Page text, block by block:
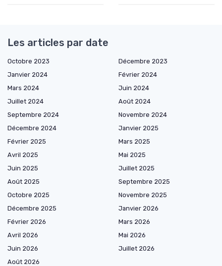
Les articles par date
Octobre 2023
Décembre 2023
Janvier 2024
Février 2024
Mars 2024
Juin 2024
Juillet 2024
Août 2024
Septembre 2024
Novembre 2024
Décembre 2024
Janvier 2025
Février 2025
Mars 2025
Avril 2025
Mai 2025
Juin 2025
Juillet 2025
Août 2025
Septembre 2025
Octobre 2025
Novembre 2025
Décembre 2025
Janvier 2026
Février 2026
Mars 2026
Avril 2026
Mai 2026
Juin 2026
Juillet 2026
Août 2026